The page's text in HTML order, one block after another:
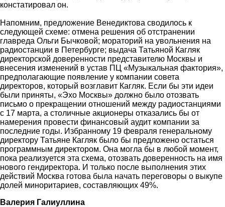
констатировал он.
Напомним, предложение Венедиктова сводилось к
следующей схеме: отмена решения об отстранении
главреда Ольги Бычковой; мораторий на увольнения на
радиостанции в Петербурге; выдача Татьяной Кагляк
директорской доверенности представителю Москвы и
внесения изменений в устав ПЦ «Музыкальная фактория»,
предполагающие появление у компании совета
директоров, который возглавит Кагляк. Если бы эти идеи
были приняты, «Эхо Москвы» должно было отозвать
письмо о прекращении отношений между радиостанциями
с 17 марта, а столичные акционеры отказались бы от
намерения провести финансовый аудит компании за
последние годы. Избранному 19 февраля генеральному
директору Татьяне Кагляк было бы предложено остаться
программным директором. Она могла бы в любой момент,
пока реализуется эта схема, отозвать доверенность на имя
нового гендиректора. И только после выполнения этих
действий Москва готова была начать переговоры о выкупе
долей миноритариев, составляющих 49%.
Валерия Галиуллина